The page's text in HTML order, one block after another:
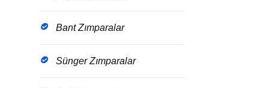
Bant Zımparalar
Sünger Zımparalar